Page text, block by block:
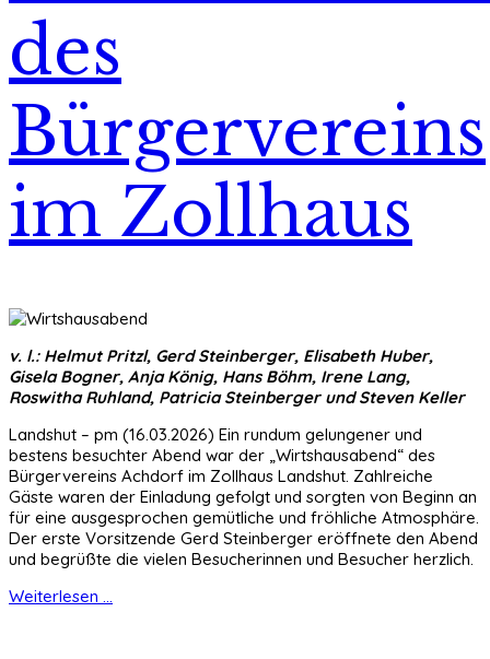
des
Bürgervereins
im Zollhaus
v. l.: Helmut Pritzl, Gerd Steinberger, Elisabeth Huber,
Gisela Bogner, Anja König, Hans Böhm, Irene Lang,
Roswitha Ruhland, Patricia Steinberger und Steven Keller
Landshut – pm (16.03.2026) Ein rundum gelungener und
bestens besuchter Abend war der „Wirtshausabend“ des
Bürgervereins Achdorf im Zollhaus Landshut. Zahlreiche
Gäste waren der Einladung gefolgt und sorgten von Beginn an
für eine ausgesprochen gemütliche und fröhliche Atmosphäre.
Der erste Vorsitzende Gerd Steinberger eröffnete den Abend
und begrüßte die vielen Besucherinnen und Besucher herzlich.
Weiterlesen ...